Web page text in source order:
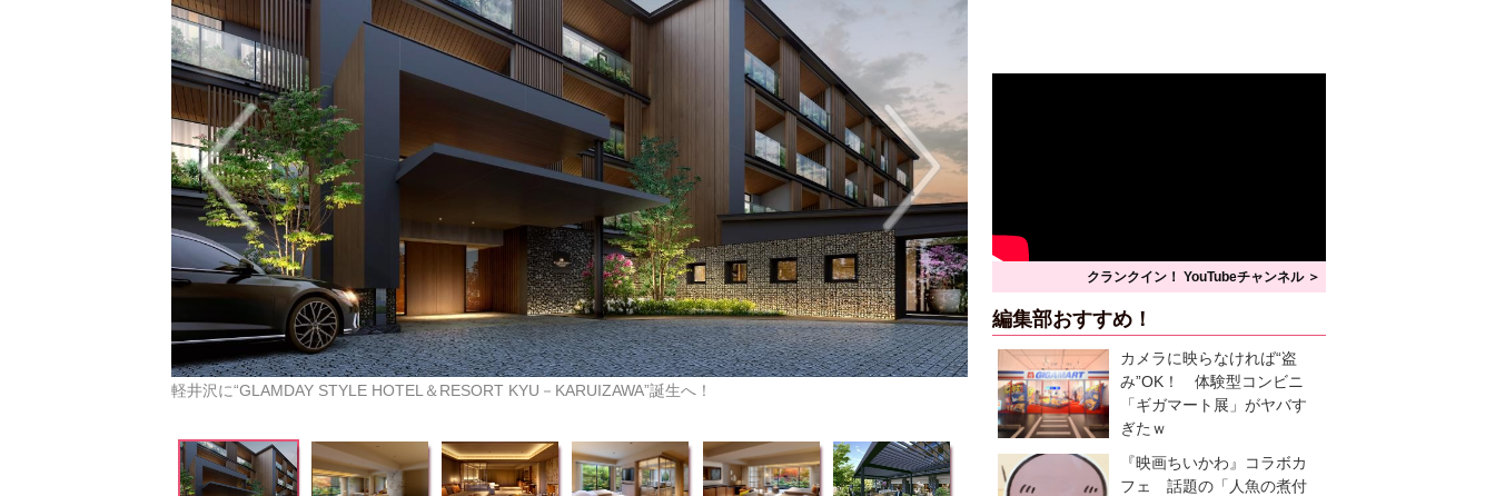
軽井沢に“GLAMDAY STYLE HOTEL＆RESORT KYU－KARUIZAWA”誕生へ！
クランクイン！ YouTubeチャンネル ＞
編集部おすすめ！
カメラに映らなければ“盗
み”OK！ 体験型コンビニ
「ギガマート展」がヤバす
ぎたｗ
『映画ちいかわ』コラボカ
フェ 話題の「人魚の煮付